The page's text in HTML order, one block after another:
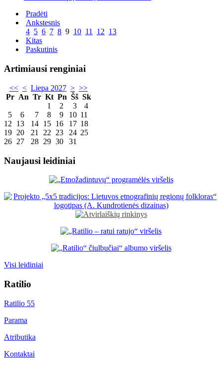
Pradėti
Ankstesnis
4 5 6 7 8 9 10 11 12 13
Kitas
Paskutinis
Artimiausi renginiai
<< < Liepa 2027 > >>
Pr An Tr Kt Pn Šš Sk
1
2 3
4
5
6 7 8 9 10 11
12
13 14 15 16 17 18
19 20 21 22 23 24 25
26 27 28 29 30 31
Naujausi leidiniai
Visi leidiniai
Ratilio
Ratilio 55
Parama
Atributika
Kontaktai